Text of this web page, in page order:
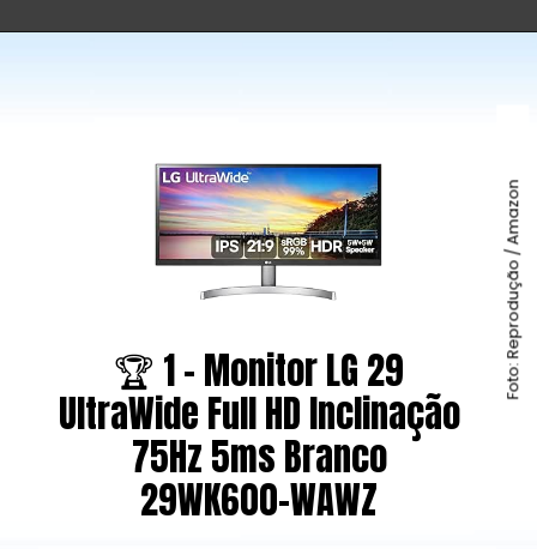
🏆 1 - Monitor LG 29
UltraWide Full HD Inclinação
75Hz 5ms Branco
29WK600-WAWZ
Foto: Reprodução / Amazon